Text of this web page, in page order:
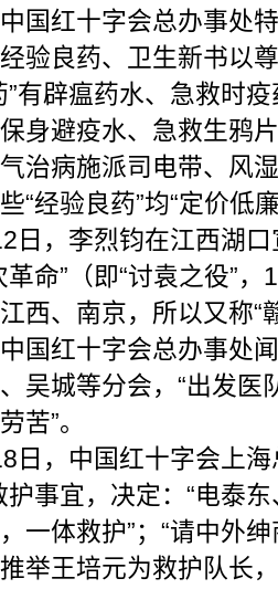
红十字会总办事处特
验良药、卫生新书以
”有辟瘟药水、急救时
身避疫水、急救生鸦
治病施派司电带、风
“经验良药”均“定价低
，李烈钧在江西湖口
革命”（即“讨袁之役”
西、南京，所以又称
国红十字会总办事处
吴城等分会，“出发
苦”。
，中国红十字会上海
护事宜，决定：“电泰
一体救护”；“请中外
举王培元为救护队长